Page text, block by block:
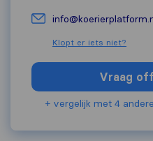
Klopt er iets niet?
Vraag
+ vergelijk met 4